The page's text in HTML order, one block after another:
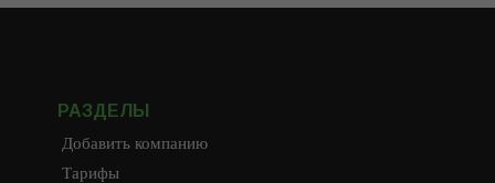
РАЗДЕЛЫ
Добавить компанию
Тарифы